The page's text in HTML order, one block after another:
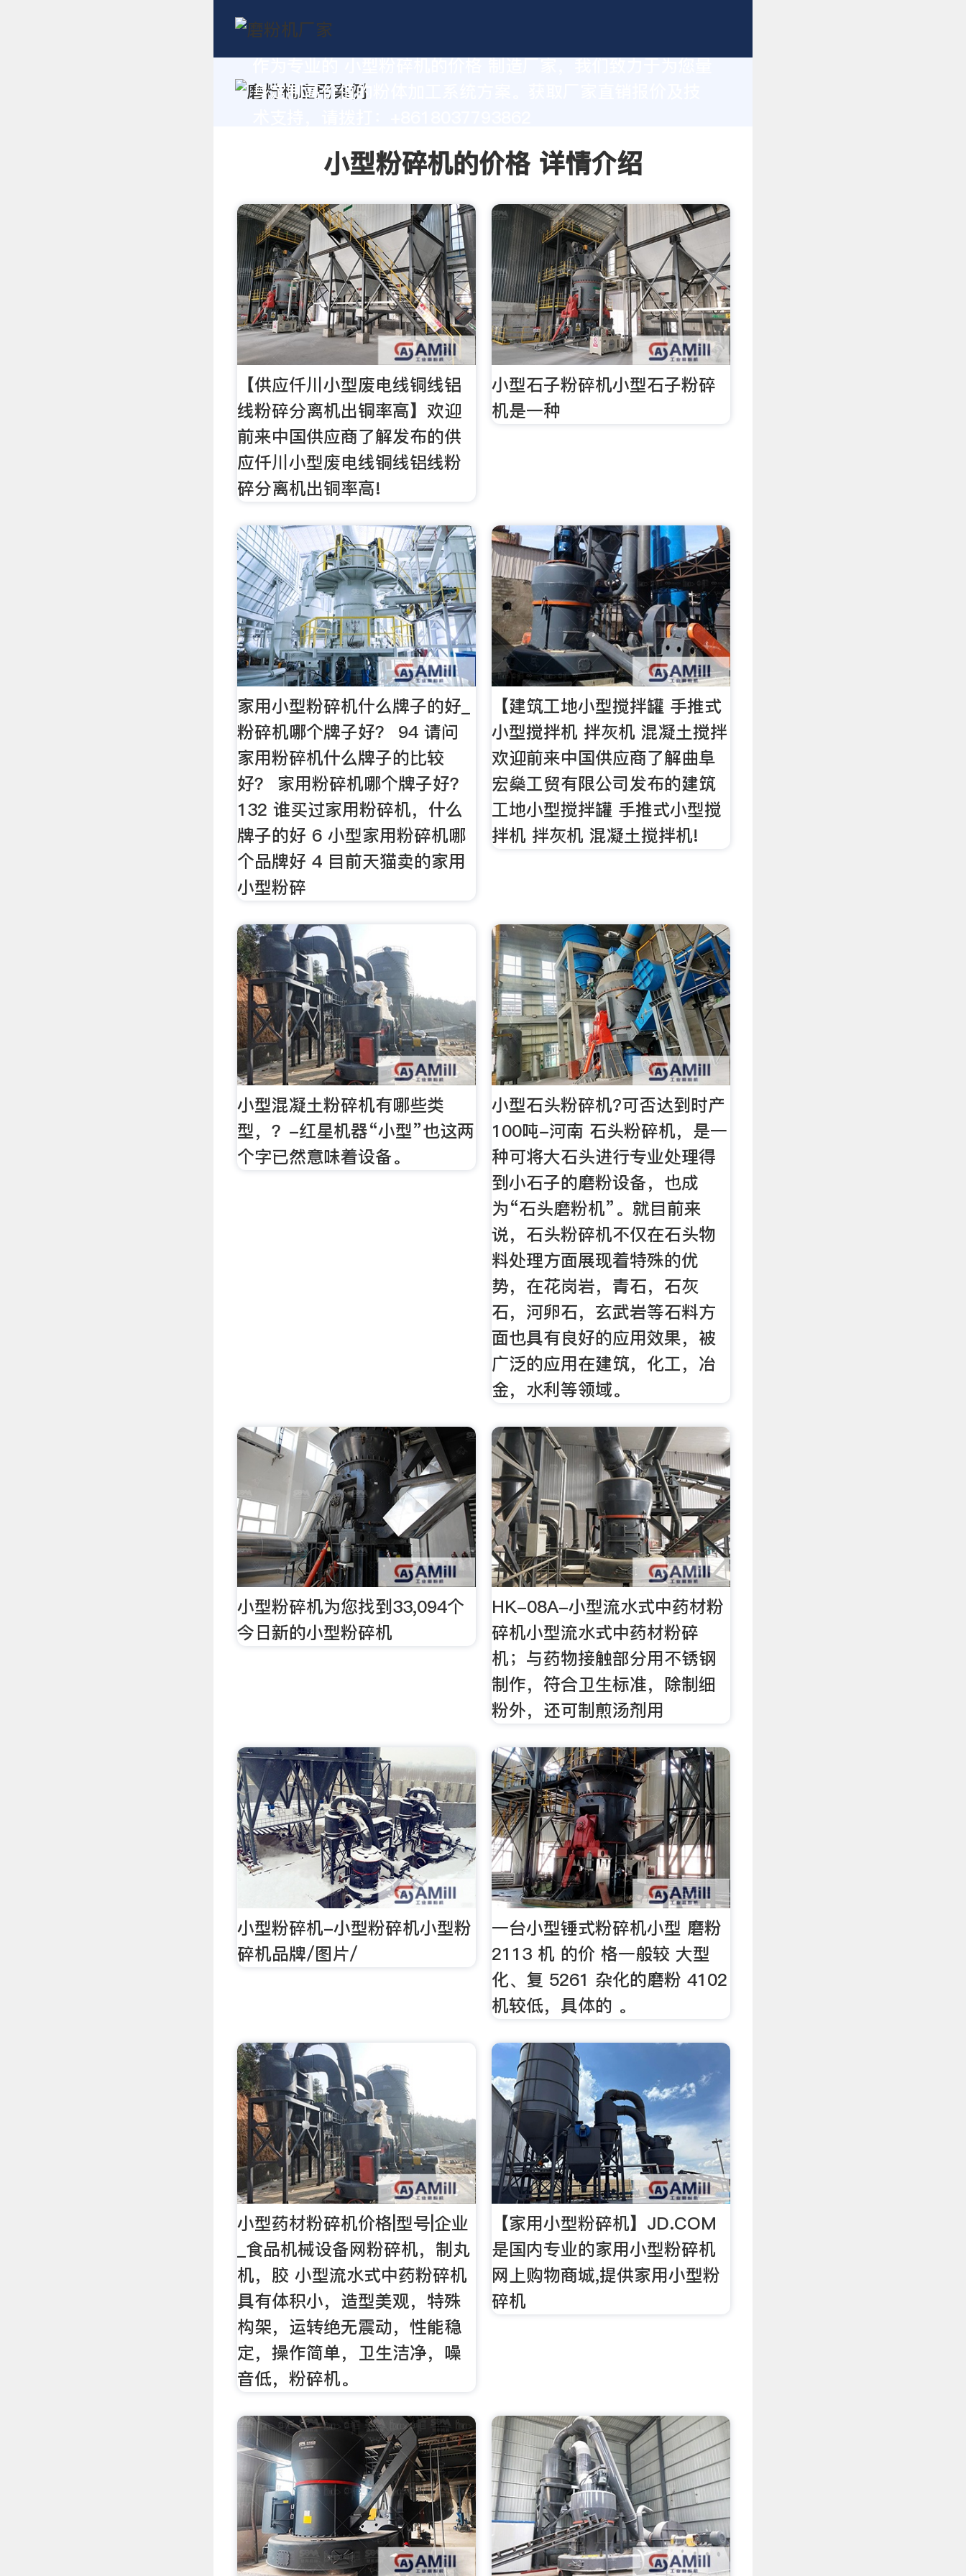
身定制高价值的粉体加工系统方案。获取厂家直销报价及技
小型粉碎机的价格 详情介绍
【供应仟川小型废电线铜线铝
线粉碎分离机出铜率高】欢迎
前来中国供应商了解发布的供
应仟川小型废电线铜线铝线粉
碎分离机出铜率高!
小型石子粉碎机小型石子粉碎
机是一种
家用小型粉碎机什么牌子的好_
粉碎机哪个牌子好？ 94 请问
家用粉碎机什么牌子的比较
好？ 家用粉碎机哪个牌子好？
132 谁买过家用粉碎机，什么
牌子的好 6 小型家用粉碎机哪
个品牌好 4 目前天猫卖的家用
小型粉碎
【建筑工地小型搅拌罐 手推式
小型搅拌机 拌灰机 混凝土搅拌
欢迎前来中国供应商了解曲阜
宏燊工贸有限公司发布的建筑
工地小型搅拌罐 手推式小型搅
拌机 拌灰机 混凝土搅拌机!
小型混凝土粉碎机有哪些类
型，？-红星机器“小型”也这两
个字已然意味着设备。
小型石头粉碎机?可否达到时产
100吨-河南 石头粉碎机，是一
种可将大石头进行专业处理得
到小石子的磨粉设备，也成
为“石头磨粉机”。就目前来
说，石头粉碎机不仅在石头物
料处理方面展现着特殊的优
势，在花岗岩，青石，石灰
石，河卵石，玄武岩等石料方
面也具有良好的应用效果，被
广泛的应用在建筑，化工，冶
金，水利等领域。
小型粉碎机为您找到33,094个
今日新的小型粉碎机
HK-08A-小型流水式中药材粉
碎机小型流水式中药材粉碎
机；与药物接触部分用不锈钢
制作，符合卫生标准，除制细
粉外，还可制煎汤剂用
小型粉碎机-小型粉碎机小型粉
碎机品牌/图片/
一台小型锤式粉碎机小型 磨粉
2113 机 的价 格一般较 大型
化、复 5261 杂化的磨粉 4102
机较低，具体的 。
小型药材粉碎机价格|型号|企业
_食品机械设备网粉碎机，制丸
机，胶 小型流水式中药粉碎机
具有体积小，造型美观，特殊
构架，运转绝无震动，性能稳
定，操作简单，卫生洁净，噪
音低，粉碎机。
【家用小型粉碎机】JD.COM
是国内专业的家用小型粉碎机
网上购物商城,提供家用小型粉
碎机